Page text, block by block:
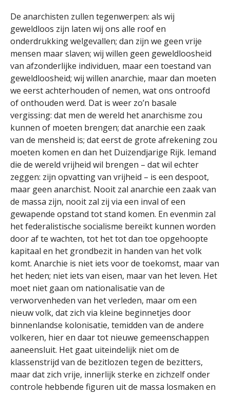
De anarchisten zullen tegenwerpen: als wij
geweldloos zijn laten wij ons alle roof en
onderdrukking welgevallen; dan zijn we geen vrije
mensen maar slaven; wij willen geen geweldloosheid
van afzonderlijke individuen, maar een toestand van
geweldloosheid; wij willen anarchie, maar dan moeten
we eerst achterhouden of nemen, wat ons ontroofd
of onthouden werd. Dat is weer zo’n basale
vergissing: dat men de wereld het anarchisme zou
kunnen of moeten brengen; dat anarchie een zaak
van de mensheid is; dat eerst de grote afrekening zou
moeten komen en dan het Duizendjarige Rijk. Iemand
die de wereld vrijheid wil brengen – dat wil echter
zeggen: zijn opvatting van vrijheid – is een despoot,
maar geen anarchist. Nooit zal anarchie een zaak van
de massa zijn, nooit zal zij via een inval of een
gewapende opstand tot stand komen. En evenmin zal
het federalistische socialisme bereikt kunnen worden
door af te wachten, tot het tot dan toe opgehoopte
kapitaal en het grondbezit in handen van het volk
komt. Anarchie is niet iets voor de toekomst, maar van
het heden; niet iets van eisen, maar van het leven. Het
moet niet gaan om nationalisatie van de
verworvenheden van het verleden, maar om een
nieuw volk, dat zich via kleine beginnetjes door
binnenlandse kolonisatie, temidden van de andere
volkeren, hier en daar tot nieuwe gemeenschappen
aaneensluit. Het gaat uiteindelijk niet om de
klassenstrijd van de bezitlozen tegen de bezitters,
maar dat zich vrije, innerlijk sterke en zichzelf onder
controle hebbende figuren uit de massa losmaken en